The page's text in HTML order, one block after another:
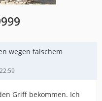
wegen falschem
Griff bekommen. Ich